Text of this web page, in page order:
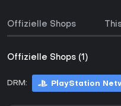
Offizielle Shops
Offizielle Shops (1)
DRM: PlayStation